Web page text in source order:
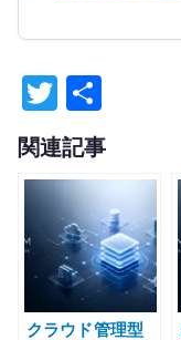
T
w
it
te
r
有
関連記事
クラウド管理型